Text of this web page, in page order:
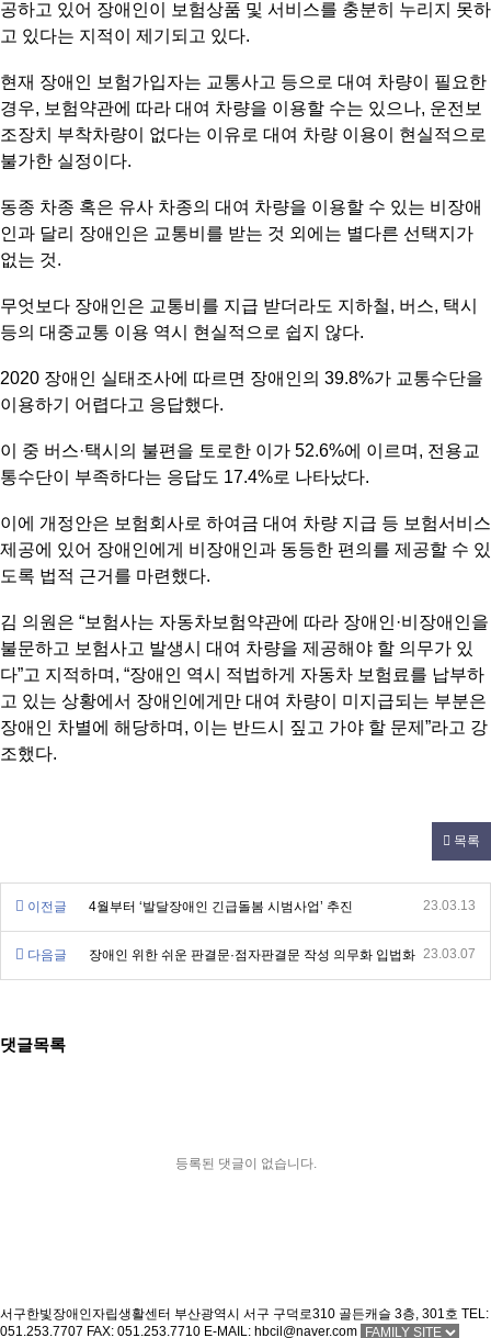
공하고 있어 장애인이 보험상품 및 서비스를 충분히 누리지 못하
고 있다는 지적이 제기되고 있다.
현재 장애인 보험가입자는 교통사고 등으로 대여 차량이 필요한
경우, 보험약관에 따라 대여 차량을 이용할 수는 있으나, 운전보
조장치 부착차량이 없다는 이유로 대여 차량 이용이 현실적으로
불가한 실정이다.
동종 차종 혹은 유사 차종의 대여 차량을 이용할 수 있는 비장애
인과 달리 장애인은 교통비를 받는 것 외에는 별다른 선택지가
없는 것.
무엇보다 장애인은 교통비를 지급 받더라도 지하철, 버스, 택시
등의 대중교통 이용 역시 현실적으로 쉽지 않다.
2020 장애인 실태조사에 따르면 장애인의 39.8%가 교통수단을
이용하기 어렵다고 응답했다.
이 중 버스·택시의 불편을 토로한 이가 52.6%에 이르며, 전용교
통수단이 부족하다는 응답도 17.4%로 나타났다.
이에 개정안은 보험회사로 하여금 대여 차량 지급 등 보험서비스
제공에 있어 장애인에게 비장애인과 동등한 편의를 제공할 수 있
도록 법적 근거를 마련했다.
김 의원은 “보험사는 자동차보험약관에 따라 장애인·비장애인을
불문하고 보험사고 발생시 대여 차량을 제공해야 할 의무가 있
다”고 지적하며, “장애인 역시 적법하게 자동차 보험료를 납부하
고 있는 상황에서 장애인에게만 대여 차량이 미지급되는 부분은
장애인 차별에 해당하며, 이는 반드시 짚고 가야 할 문제”라고 강
조했다.
목록
이전글 4월부터 ‘발달장애인 긴급돌봄 시범사업’ 추진 23.03.13
다음글 장애인 위한 쉬운 판결문·점자판결문 작성 의무화 입법화 23.03.07
댓글목록
등록된 댓글이 없습니다.
서구한빛장애인자립생활센터 부산광역시 서구 구덕로310 골든캐슬 3층, 301호 TEL:
051.253.7707 FAX: 051.253.7710 E-MAIL: hbcil@naver.com